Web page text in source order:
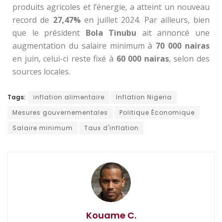
produits agricoles et l’énergie, a atteint un nouveau
record de 27,47%en juillet 2024. Par ailleurs, bien
que le président Bola Tinubu ait annoncé une
augmentation du salaire minimum à 70 000 nairas
en juin, celui-ci reste fixé à 60 000 nairas, selon des
sources locales.
Tags: inflation alimentaire
Inflation Nigeria
Mesures gouvernementales
Politique Économique
Salaire minimum
Taux d'inflation
Kouame C.